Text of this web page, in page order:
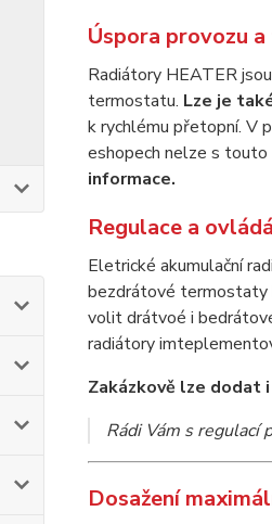
Úspora provozu
Radiátory HEATER
termostatu. Lze je
k rychlému přetopní. V
eshopech nelze s touto
informace.
Regulace a
Eletrické akumulační
bezdrátové termostaty
volit drátvoé i
radiátory
Zakázkově lze
Rádi Vám s regulací
Dosažení